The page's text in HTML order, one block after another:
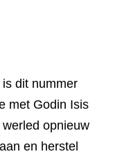
dit nummer
met Godin Isis
opnieuw
en herstel